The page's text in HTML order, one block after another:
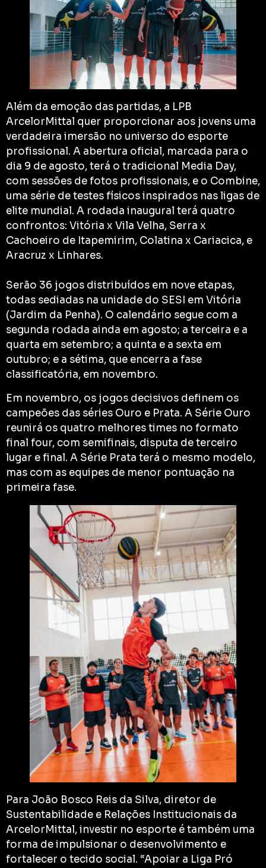
Além da emoção das partidas, a LPB
ArcelorMittal quer proporcionar aos jovens uma
verdadeira imersão no universo do esporte
profissional. A abertura oficial, marcada para o
dia 9 de agosto, terá o tradicional Media Day,
com sessões de fotos profissionais, e o Combine,
uma série de testes físicos inspirados nas ligas de
elite mundial. A rodada inaugural terá quatro
confrontos: Vitória x Vila Velha, Serra x
Cachoeiro de Itapemirim, Colatina x Cariacica, e
Aracruz x Linhares.
Serão 36 jogos distribuídos em nove etapas,
todas sediadas na unidade do SESI em Vitória
(Jardim da Penha). O calendário segue com a
segunda rodada ainda em agosto; a terceira e a
quarta em setembro; a quinta e a sexta em
outubro; e a sétima, que encerra a fase
classificatória, em novembro.
Em novembro, os jogos decisivos definem os
campeões das séries Ouro e Prata. A Série Ouro
reunirá os quatro melhores times no formato
final four, com semifinais, disputa de terceiro
lugar e final. A Série Prata terá o mesmo modelo,
mas com as equipes de menor pontuação na
primeira fase.
Para João Bosco Reis da Silva, diretor de
Sustentabilidade e Relações Institucionais da
ArcelorMittal, investir no esporte é também uma
forma de impulsionar o desenvolvimento e
fortalecer o tecido social. “Apoiar a Liga Pró